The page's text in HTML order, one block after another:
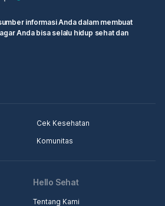
informasi Anda dalam membuat
Anda bisa selalu hidup sehat dan
Cek Kesehatan
Komunitas
Hello Sehat
Tentang Kami